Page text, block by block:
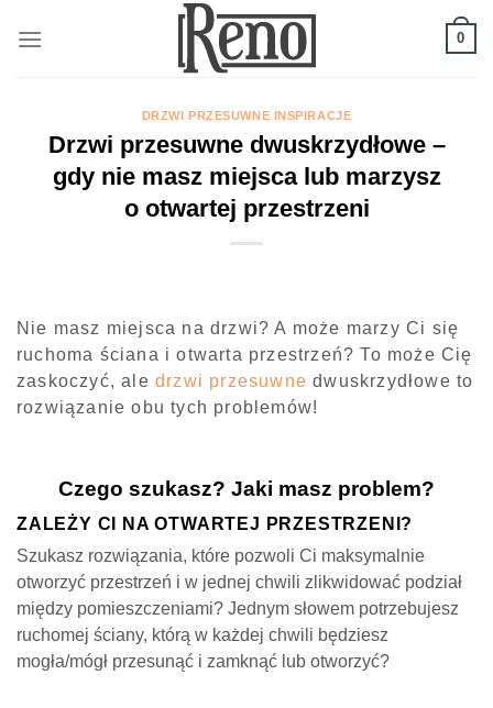
0
DRZWI PRZESUWNE INSPIRACJE
Drzwi przesuwne dwuskrzydłowe –
gdy nie masz miejsca lub marzysz
o otwartej przestrzeni
Nie masz miejsca na drzwi? A może marzy Ci się
ruchoma ściana i otwarta przestrzeń? To może Cię
zaskoczyć, ale drzwi przesuwne dwuskrzydłowe to
rozwiązanie obu tych problemów!
Czego szukasz? Jaki masz problem?
ZALEŻY CI NA OTWARTEJ PRZESTRZENI?
Szukasz rozwiązania, które pozwoli Ci maksymalnie
otworzyć przestrzeń i w jednej chwili zlikwidować podział
między pomieszczeniami? Jednym słowem potrzebujesz
ruchomej ściany, którą w każdej chwili będziesz
mogła/mógł przesunąć i zamknąć lub otworzyć?